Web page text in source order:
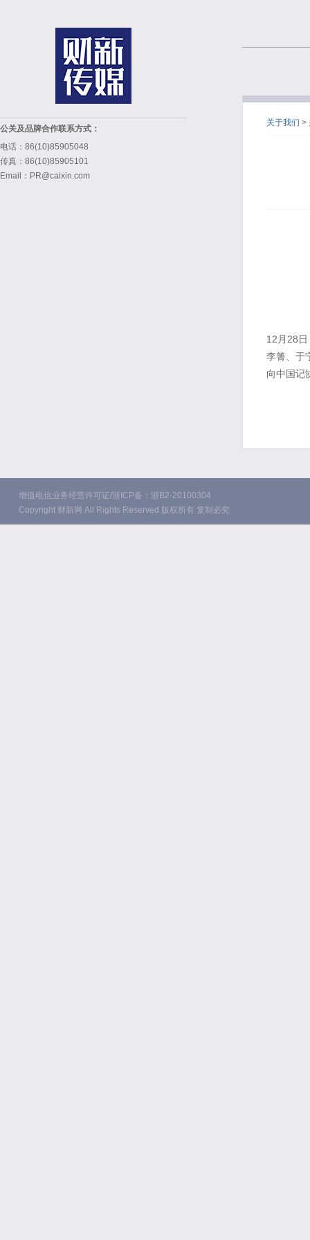
公关及品牌合作联系方式：
电话：86(10)85905048
传真：86(10)85905101
Email：PR@caixin.com
关于我们 >
12月28
李箐、于
向中国记
增值电信业务经营许可证/浙ICP备：浙B2-20100304
Copyright 财新网 All Rights Reserved 版权所有 复制必究